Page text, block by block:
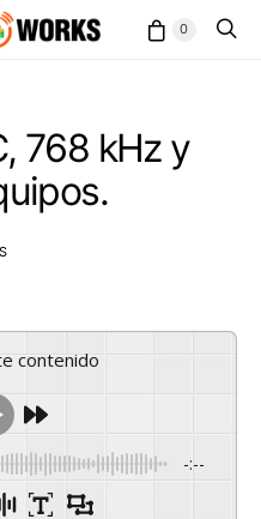
0
768 kHz y
contenido
-:--